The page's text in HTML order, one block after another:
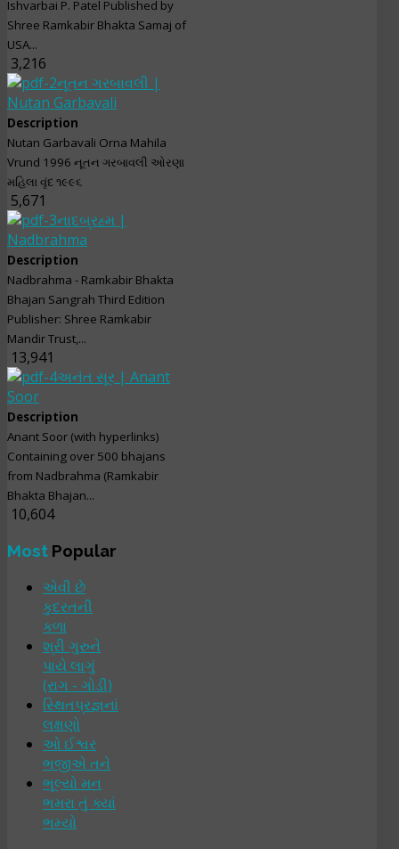
Ishvarbai P. Patel Published by
Shree Ramkabir Bhakta Samaj of
USA...
3,216
નૂતન ગરબાવલી |
Nutan Garbavali
Description
Nutan Garbavali Orna Mahila
Vrund 1996 નૂતન ગરબાવલી ઓરણા
મહિલા વૃંદ ૧૯૯૬
5,671
નાદબ્રહ્મ |
Nadbrahma
Description
Nadbrahma - Ramkabir Bhakta
Bhajan Sangrah Third Edition
Publisher: Shree Ramkabir
Mandir Trust,...
13,941
અનંત સૂર | Anant
Soor
Description
Anant Soor (with hyperlinks)
Containing over 500 bhajans
from Nadbrahma (Ramkabir
Bhakta Bhajan...
10,604
Most Popular
એવી છે
કુદરતની
કળા
શ્રી ગુરુને
પાયે લાગું
(રાગ - ગોડી)
સ્થિતપ્રજ્ઞનાં
લક્ષણો
ઓ ઈશ્વર
ભજીએ તને
ભૂલ્યો મન
ભમરા તું ક્યાં
ભમ્યો